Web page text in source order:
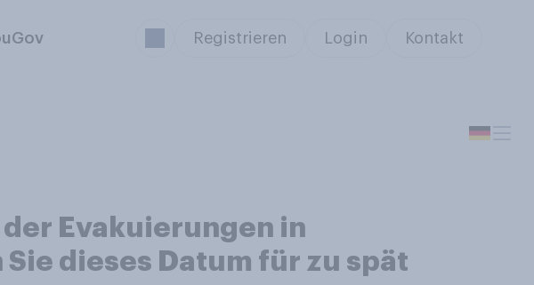
Registrieren Login Kontakt
der Evakuierungen in
dieses Datum für zu spät